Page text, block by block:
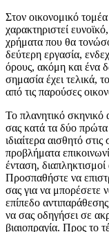
Στον οικονομικό
χαρακτηριστεί
χρήματα που θα
δεύτερη εργασία,
όρους, ακόμη και ένα
σημασία έχει τελικά,
από τις παρούσες
Το πλανητικό σκηνικό
σας κατά τα δύο πρώτα
ιδιαίτερα αισθητό
προβλήματα
ένταση, διαπληκτισμοί
Προσπαθήστε να
σας για να μπορέσετε
επίπεδο
να σας οδηγήσει σε
βιαιοπραγία. Προς το